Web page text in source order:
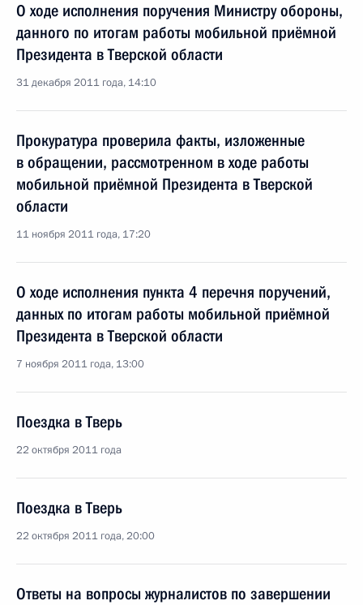
О ходе исполнения поручения Министру обороны,
данного по итогам работы мобильной приёмной
Президента в Тверской области
31 декабря 2011 года, 14:10
Прокуратура проверила факты, изложенные
в обращении, рассмотренном в ходе работы
мобильной приёмной Президента в Тверской
области
11 ноября 2011 года, 17:20
О ходе исполнения пункта 4 перечня поручений,
данных по итогам работы мобильной приёмной
Президента в Тверской области
7 ноября 2011 года, 13:00
Поездка в Тверь
22 октября 2011 года
Поездка в Тверь
22 октября 2011 года, 20:00
Ответы на вопросы журналистов по завершении